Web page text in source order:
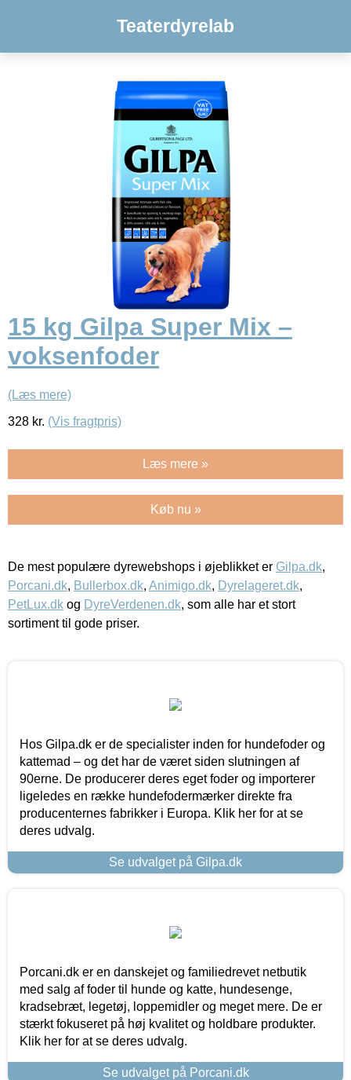
Teaterdyrelab
15 kg Gilpa Super Mix –
voksenfoder
(Læs mere)
328 kr. (Vis fragtpris)
Læs mere »
Køb nu »
De mest populære dyrewebshops i øjeblikket er Gilpa.dk,
Porcani.dk, Bullerbox.dk, Animigo.dk, Dyrelageret.dk,
PetLux.dk og DyreVerdenen.dk, som alle har et stort
sortiment til gode priser.
Hos Gilpa.dk er de specialister inden for hundefoder og
kattemad – og det har de været siden slutningen af
90erne. De producerer deres eget foder og importerer
ligeledes en række hundefodermærker direkte fra
producenternes fabrikker i Europa. Klik her for at se
deres udvalg.
Se udvalget på Gilpa.dk
Porcani.dk er en danskejet og familiedrevet netbutik
med salg af foder til hunde og katte, hundesenge,
kradsebræt, legetøj, loppemidler og meget mere. De er
stærkt fokuseret på høj kvalitet og holdbare produkter.
Klik her for at se deres udvalg.
Se udvalget på Porcani.dk